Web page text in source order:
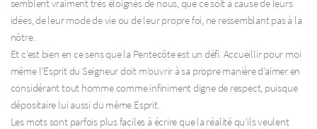
semblent vraiment très éloignés de nous, que ce soit à cause de leurs
idées, de leur mode de vie ou de leur propre foi, ne ressemblant pas à la
nôtre.
Et c’est bien en ce sens que la Pentecôte est un défi. Accueillir pour moi
même l’Esprit du Seigneur doit m’ouvrir à sa propre manière d’aimer en
considérant tout homme comme infiniment digne de respect, puisque
dépositaire lui aussi du même Esprit.
Les mots sont parfois plus faciles à écrire que la réalité qu’ils veulent